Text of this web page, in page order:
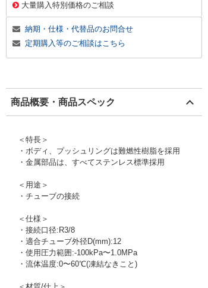
大量購入特別価格のご相談
納期・仕様・代替品のお問合せ
定期購入等のご相談はこちら
商品概要・商品スペック
＜特長＞
・ボディ、プッシュリングは難燃性樹脂を採用
・金属部品は、すべてステンレス標準採用
＜用途＞
・チューブの接続
＜仕様＞
・接続口径:R3/8
・適合チューブ外径D(mm):12
・使用圧力範囲:-100kPa〜1.0MPa
・流体温度:0〜60℃(凍結なきこと)